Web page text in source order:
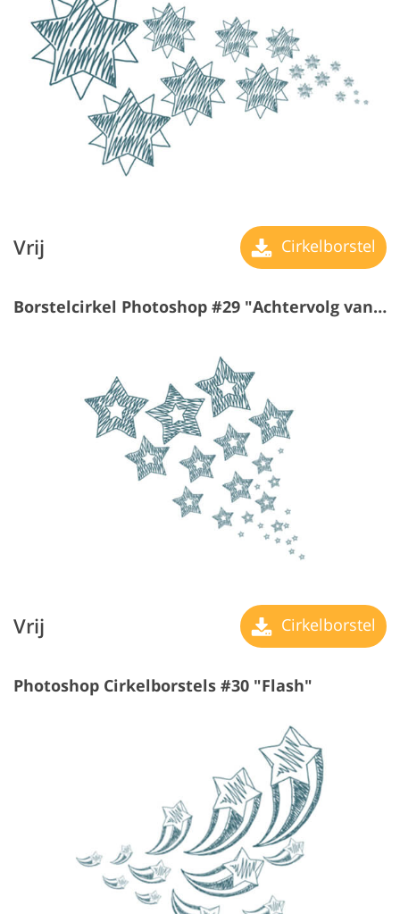
Vrij Cirkelborstel
Borstelcirkel Photoshop #29 "Achtervolg van Geluk"
Vrij Cirkelborstel
Photoshop Cirkelborstels #30 "Flash"